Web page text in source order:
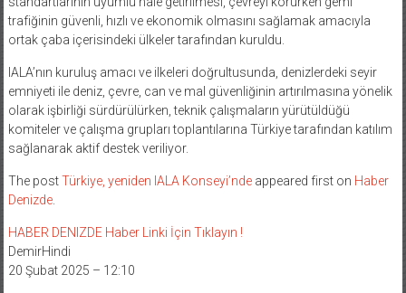
trafiğinin güvenli, hızlı ve ekonomik olmasını sağlamak amacıyla
ortak çaba içerisindeki ülkeler tarafından kuruldu.
IALA’nın kuruluş amacı ve ilkeleri doğrultusunda, denizlerdeki seyir
emniyeti ile deniz, çevre, can ve mal güvenliğinin artırılmasına yönelik
olarak işbirliği sürdürülürken, teknik çalışmaların yürütüldüğü
komiteler ve çalışma grupları toplantılarına Türkiye tarafından katılım
sağlanarak aktif destek veriliyor.
The postTürkiye, yeniden IALA Konseyi’ndeappeared first on Haber
Denizde.
HABER DENIZDE Haber Linki İçin Tıklayın !
DemirHindi
20 Şubat 2025 – 12:10